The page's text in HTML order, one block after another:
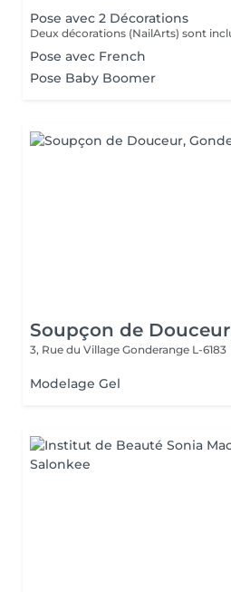
Pose avec 2 Décorations
Pose avec French
Pose Baby Boomer
Soupçon de Douceur
3, Rue du Village Gonderange L-6183
Modelage Gel